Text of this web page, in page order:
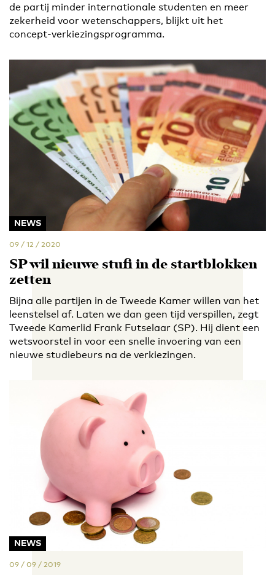
de partij minder internationale studenten en meer
zekerheid voor wetenschappers, blijkt uit het
concept-verkiezingsprogramma.
NEWS
09 / 12 / 2020
SP wil nieuwe stufi in de startblokken
zetten
Bijna alle partijen in de Tweede Kamer willen van het
leenstelsel af. Laten we dan geen tijd verspillen, zegt
Tweede Kamerlid Frank Futselaar (SP). Hij dient een
wetsvoorstel in voor een snelle invoering van een
nieuwe studiebeurs na de verkiezingen.
NEWS
09 / 09 / 2019